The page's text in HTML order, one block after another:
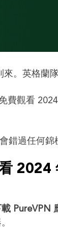
。英格蘭
費觀看
錯過任何錦
2024
載 PureVPN